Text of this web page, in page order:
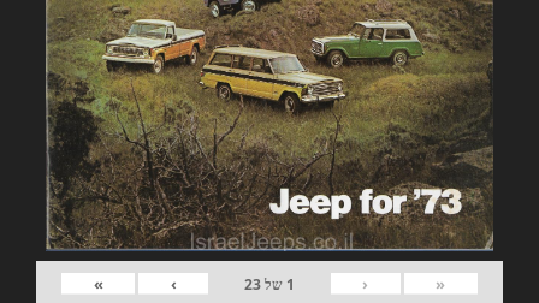
«
‹
1 של23
›
»